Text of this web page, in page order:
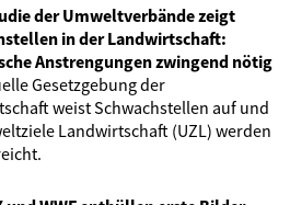
der Umweltverbände zeigt
in der Landwirtschaft:
Anstrengungen zwingend nötig
Gesetzgebung der
weist Schwachstellen auf und
Landwirtschaft (UZL) werden